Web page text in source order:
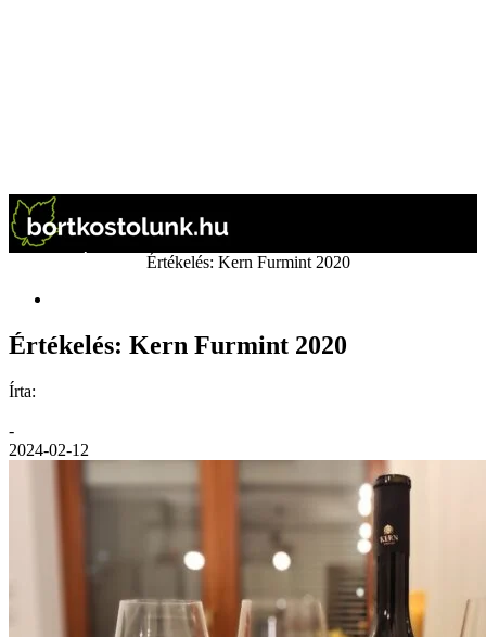
Értékelés: Kern Furmint 2020
Értékelés: Kern Furmint 2020
Írta:
-
2024-02-12